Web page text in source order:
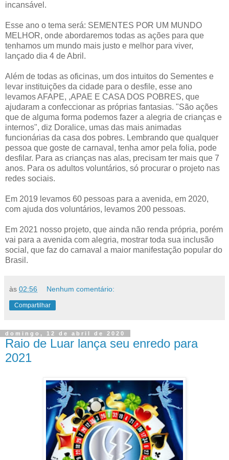
incansável.
Esse ano o tema será: SEMENTES POR UM MUNDO
MELHOR, onde abordaremos todas as ações para que
tenhamos um mundo mais justo e melhor para viver,
lançado dia 4 de Abril.
Além de todas as oficinas, um dos intuitos do Sementes e
levar instituições da cidade para o desfile, esse ano
levamos AFAPE, ,APAE E CASA DOS POBRES, que
ajudaram a confeccionar as próprias fantasias. "São ações
que de alguma forma podemos fazer a alegria de crianças e
internos", diz Doralice, umas das mais animadas
funcionárias da casa dos pobres. Lembrando que qualquer
pessoa que goste de carnaval, tenha amor pela folia, pode
desfilar. Para as crianças nas alas, precisam ter mais que 7
anos. Para os adultos voluntários, só procurar o projeto nas
redes sociais.
Em 2019 levamos 60 pessoas para a avenida, em 2020,
com ajuda dos voluntários, levamos 200 pessoas.
Em 2021 nosso projeto, que ainda não renda própria, porém
vai para a avenida com alegria, mostrar toda sua inclusão
social, que faz do carnaval a maior manifestação popular do
Brasil.
às 02:56 Nenhum comentário:
Compartilhar
domingo, 12 de abril de 2020
Raio de Luar lança seu enredo para
2021